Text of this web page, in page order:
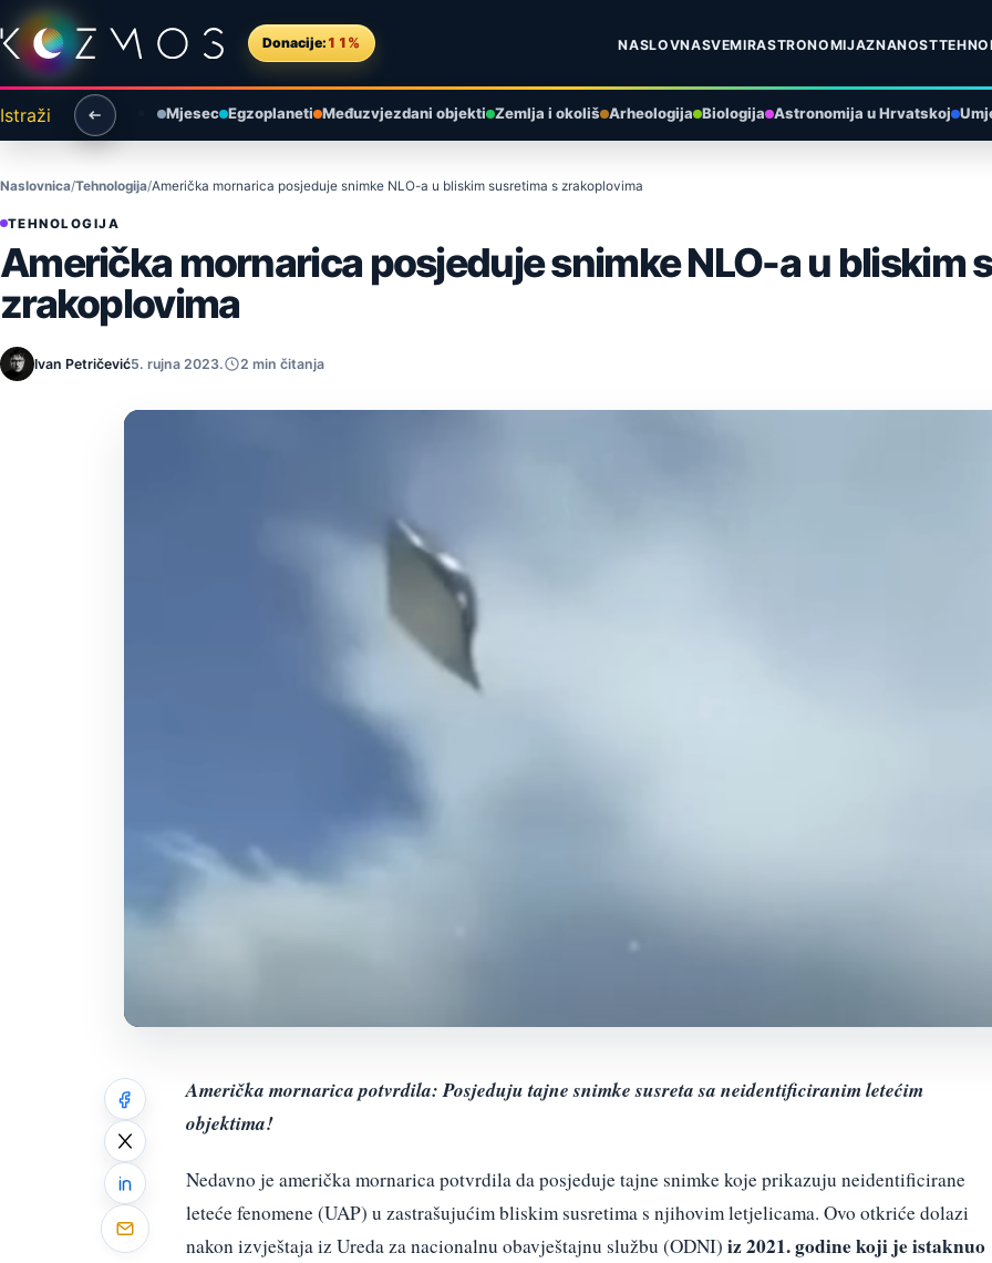
Preskoči na sadržaj
Donacije: 11% NASLOVNASVEMIRASTRONOMIJAZNANOST
Istraži Mjesec Egzoplaneti Međuzvjezdani objekti Zemlja i okoliš Arheologija Biologija Astronomija u Hrvatskoj
Naslovnica Tehnologija Američka mornarica posjeduje snimke NLO-a u bliskim susretima s zrakoplovima
TEHNOLOGIJA
Američka mornarica posjeduje snimke NLO-a u bliskim
zrakoplovima
Ivan Petričević5. rujna 2023. 2 min čitanja
Američka mornarica potvrdila: Posjeduju tajne snimke susreta sa neidentificiranim letećim
objektima!
Nedavno je američka mornarica potvrdila da posjeduje tajne snimke koje prikazuju neidentificirane
leteće fenomene (UAP) u zastrašujućim bliskim susretima s njihovim letjelicama. Ovo otkriće dolazi
nakon izvještaja iz Ureda za nacionalnu obavještajnu službu (ODNI) iz 2021. godine koji je istaknuo